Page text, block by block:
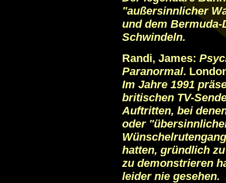
"außersinnlicher
und dem
Schwindeln.
Randi, James:
Paranormal.
Im Jahre 1991
britischen TV-
Auftritten, bei
oder
hatten, gründlich
zu demonstrieren
leider nie gesehen.